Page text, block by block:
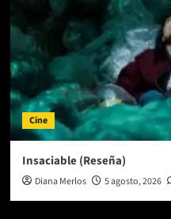
Cine
Insaciable (Reseña)
Diana Merlos 5 agosto, 2026